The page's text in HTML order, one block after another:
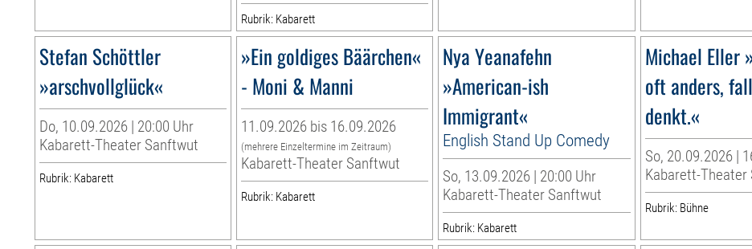
Rubrik: Kabarett
Stefan Schöttler
»arschvollglück«
Do, 10.09.2026 | 20:00 Uhr
Kabarett-Theater Sanftwut
Rubrik: Kabarett
»Ein goldiges Bäärchen«
- Moni & Manni
11.09.2026 bis 16.09.2026
(mehrere Einzeltermine im Zeitraum)
Kabarett-Theater Sanftwut
Rubrik: Kabarett
Nya Yeanafehn
»American-ish
Immigrant«
English Stand Up Comedy
So, 13.09.2026 | 20:00 Uhr
Kabarett-Theater Sanftwut
Rubrik: Kabarett
Michael Eller
oft anders,
denkt.«
So, 20.09.2026 |
Kabarett-Theater
Rubrik: Bühne